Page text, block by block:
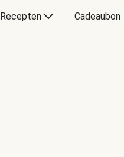
Recepten Cadeaubon